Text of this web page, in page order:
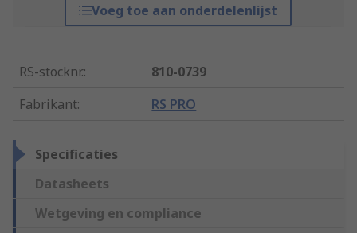
Voeg toe aan onderdelenlijst
RS-stocknr.:
810-0739
Fabrikant: RS PRO
Specificaties
Datasheets
Wetgeving en compliance